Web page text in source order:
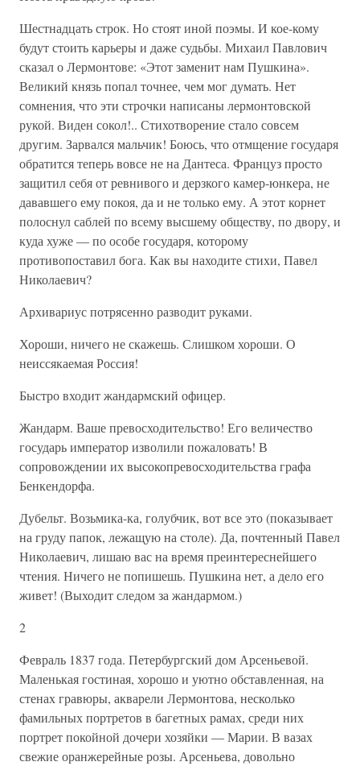
Шестнадцать строк. Но стоят иной поэмы. И кое-кому
будут стоить карьеры и даже судьбы. Михаил Павлович
сказал о Лермонтове: «Этот заменит нам Пушкина».
Великий князь попал точнее, чем мог думать. Нет
сомнения, что эти строчки написаны лермонтовской
рукой. Виден сокол!.. Стихотворение стало совсем
другим. Зарвался мальчик! Боюсь, что отмщение государя
обратится теперь вовсе не на Дантеса. Француз просто
защитил себя от ревнивого и дерзкого камер-юнкера, не
дававшего ему покоя, да и не только ему. А этот корнет
полоснул саблей по всему высшему обществу, по двору, и
куда хуже — по особе государя, которому
противопоставил бога. Как вы находите стихи, Павел
Николаевич?
Архивариус потрясенно разводит руками.
Хороши, ничего не скажешь. Слишком хороши. О
неиссякаемая Россия!
Быстро входит жандармский офицер.
Жандарм. Ваше превосходительство! Его величество
государь император изволили пожаловать! В
сопровождении их высокопревосходительства графа
Бенкендорфа.
Дубельт. Возьмика-ка, голубчик, вот все это (показывает
на груду папок, лежащую на столе). Да, почтенный Павел
Николаевич, лишаю вас на время преинтереснейшего
чтения. Ничего не попишешь. Пушкина нет, а дело его
живет! (Выходит следом за жандармом.)
2
Февраль 1837 года. Петербургский дом Арсеньевой.
Маленькая гостиная, хорошо и уютно обставленная, на
стенах гравюры, акварели Лермонтова, несколько
фамильных портретов в багетных рамах, среди них
портрет покойной дочери хозяйки — Марии. В вазах
свежие оранжерейные розы. Арсеньева, довольно